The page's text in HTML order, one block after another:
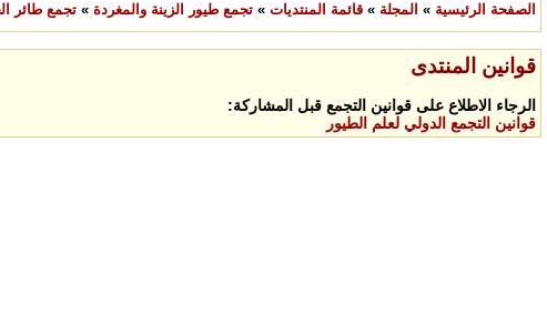
الصفحة الرئيسية » المجلة » قائمة المنتديات » تجمع طيور الزينة والمغردة » تجمع طائر
قوانين المنتدى
الرجاء الاطلاع على قوانين التجمع قبل المشاركة:
قوانين التجمع الدولي لعلم الطيور